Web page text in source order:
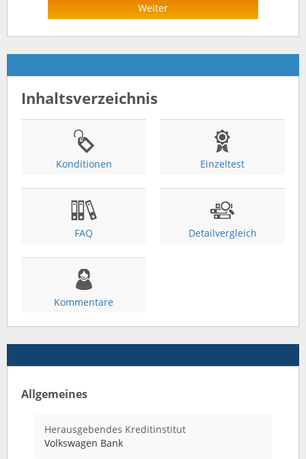
Weiter
Inhaltsverzeichnis
Konditionen Einzeltest
FAQ Detailvergleich
Kommentare
Allgemeines
Herausgebendes Kreditinstitut
Volkswagen Bank